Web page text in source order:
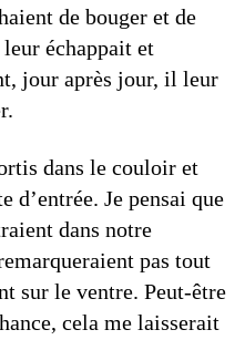
de bouger et de
échappait et
jour après jour, il leur
dans le couloir et
d’entrée. Je pensai que
dans notre
pas tout
sur le ventre. Peut-être
cela me laisserait